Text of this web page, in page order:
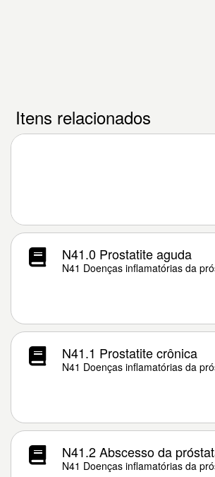
Itens relacionados
N41.0 Prostatite aguda
N41 Doenças inflamatórias da
N41.1 Prostatite crônica
N41 Doenças inflamatórias da
N41.2 Abscesso da
N41 Doenças inflamatórias da